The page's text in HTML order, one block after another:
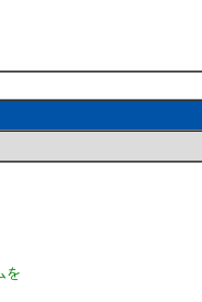
を